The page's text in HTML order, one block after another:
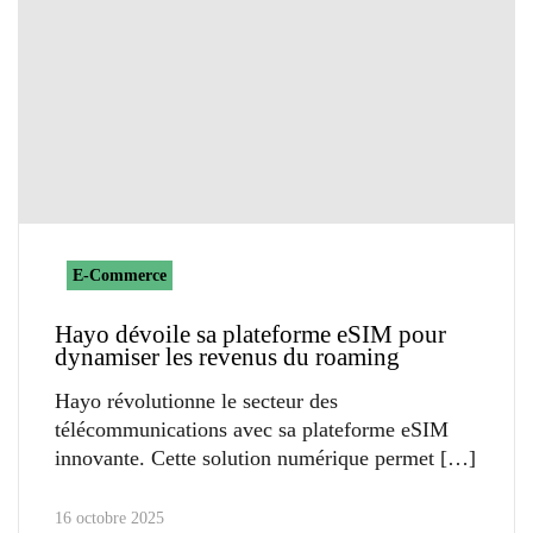
E-Commerce
Hayo dévoile sa plateforme eSIM pour
dynamiser les revenus du roaming
Hayo révolutionne le secteur des
télécommunications avec sa plateforme eSIM
innovante. Cette solution numérique permet
16 octobre 2025